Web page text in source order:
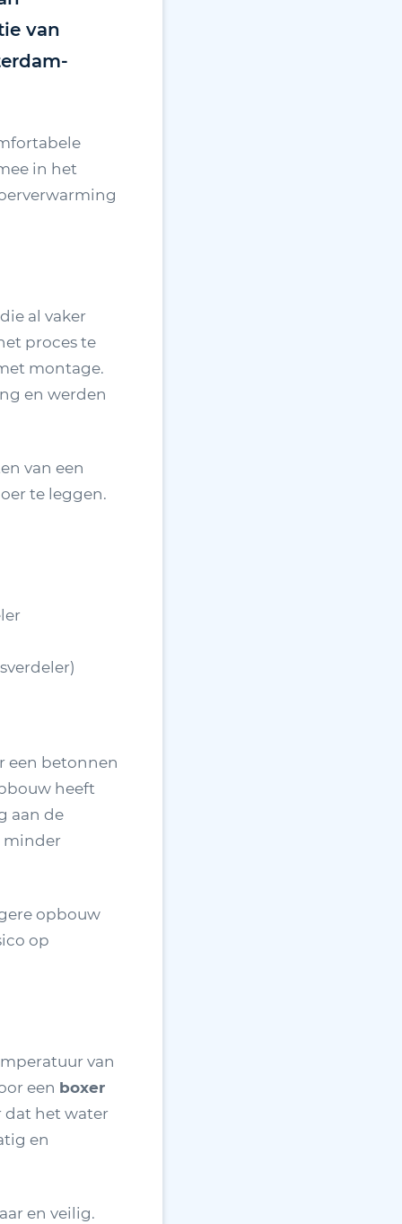
van
in het
al vaker
proces te
montage.
en werden
van een
te leggen.
een betonnen
heeft
aan de
minder
opbouw
op
van
een boxer
dat het water
en
en veilig.